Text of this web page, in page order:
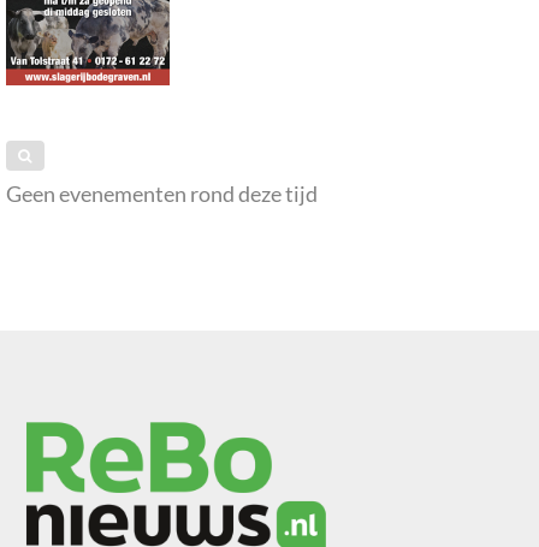
Geen evenementen rond deze tijd